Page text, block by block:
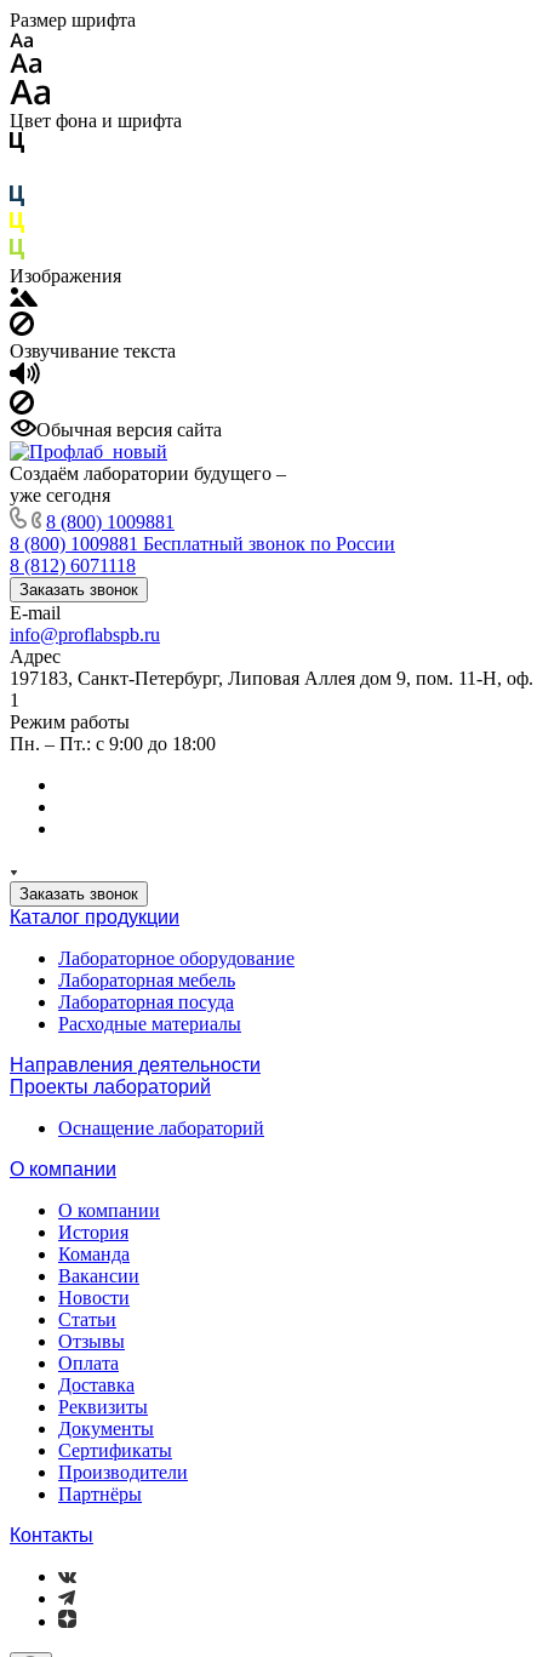
Размер шрифта
Цвет фона и шрифта
Изображения
Озвучивание текста
Обычная версия сайта
Создаём лаборатории будущего –
уже сегодня
8 (800) 1009881
8 (800) 1009881 Бесплатный звонок по России
8 (812) 6071118
Заказать звонок
E-mail
info@proflabspb.ru
Адрес
197183, Санкт-Петербург, Липовая Аллея дом 9, пом. 11-Н, оф.
1
Режим работы
Пн. – Пт.: с 9:00 до 18:00
Заказать звонок
Каталог продукции
Лабораторное оборудование
Лабораторная мебель
Лабораторная посуда
Расходные материалы
Направления деятельности
Проекты лабораторий
Оснащение лабораторий
О компании
О компании
История
Команда
Вакансии
Новости
Статьи
Отзывы
Оплата
Доставка
Реквизиты
Документы
Сертификаты
Производители
Партнёры
Контакты